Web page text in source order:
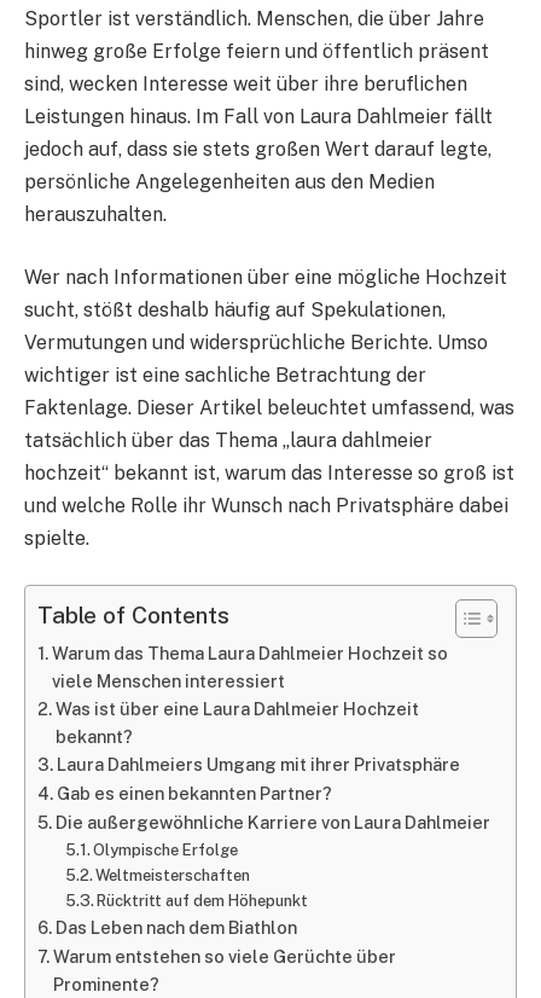
Sportler ist verständlich. Menschen, die über Jahre
hinweg große Erfolge feiern und öffentlich präsent
sind, wecken Interesse weit über ihre beruflichen
Leistungen hinaus. Im Fall von Laura Dahlmeier fällt
jedoch auf, dass sie stets großen Wert darauf legte,
persönliche Angelegenheiten aus den Medien
herauszuhalten.
Wer nach Informationen über eine mögliche Hochzeit
sucht, stößt deshalb häufig auf Spekulationen,
Vermutungen und widersprüchliche Berichte. Umso
wichtiger ist eine sachliche Betrachtung der
Faktenlage. Dieser Artikel beleuchtet umfassend, was
tatsächlich über das Thema „laura dahlmeier
hochzeit“ bekannt ist, warum das Interesse so groß ist
und welche Rolle ihr Wunsch nach Privatsphäre dabei
spielte.
Table of Contents
Warum das Thema Laura Dahlmeier Hochzeit so
viele Menschen interessiert
Was ist über eine Laura Dahlmeier Hochzeit
bekannt?
Laura Dahlmeiers Umgang mit ihrer Privatsphäre
Gab es einen bekannten Partner?
Die außergewöhnliche Karriere von Laura Dahlmeier
Olympische Erfolge
Weltmeisterschaften
Rücktritt auf dem Höhepunkt
Das Leben nach dem Biathlon
Warum entstehen so viele Gerüchte über
Prominente?